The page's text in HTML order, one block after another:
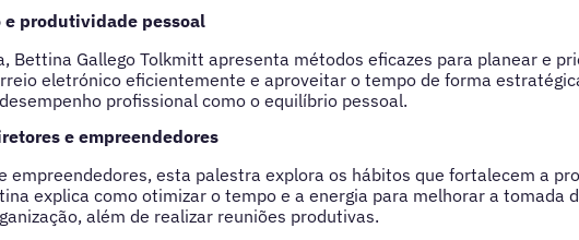
e produtividade pessoal
Bettina Gallego Tolkmitt apresenta métodos eficazes para planear e
eletrónico eficientemente e aproveitar o tempo de forma
profissional como o equilíbrio pessoal.
e empreendedores
empreendedores, esta palestra explora os hábitos que fortalecem a
explica como otimizar o tempo e a energia para melhorar a tomada
além de realizar reuniões produtivas.